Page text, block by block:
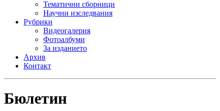
Тематични сборници
Научни изследвания
Рубрики
Видеогалерия
Фотоалбуми
За изданието
Архив
Контакт
Бюлетин